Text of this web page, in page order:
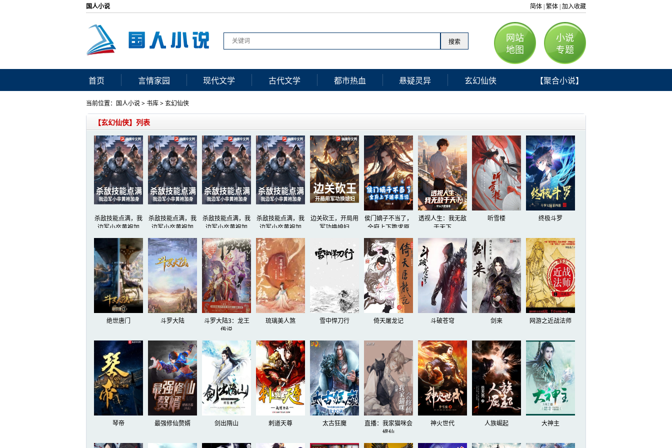
国人小说 简体 繁体 加入收藏
网站
地图
小说
专题
首页 言情家园 现代文学 古代文学 都市热血 悬疑灵异 玄幻仙侠 【聚合小说】
当前位置： 国人小说>书库>玄幻仙侠
【玄幻仙侠】列表
杀敌技能点满，我
边军小卒黄袍加
身！125
杀敌技能点满，我
边军小卒黄袍加
身！124
杀敌技能点满，我
边军小卒黄袍加
身！123
杀敌技能点满，我
边军小卒黄袍加
身！
边关砍王，开局用
军功换媳妇
侯门嫡子不当了，
全府上下跪求原
谅！
透视人生：我无敌
于天下
听雪楼 终极斗罗
绝世唐门 斗罗大陆
斗罗大陆3：龙王
传说
琉璃美人煞 雪中悍刀行 倚天屠龙记 斗破苍穹 剑来 网游之近战法师
琴帝 最强修仙赘婿 剑出隋山 刺道天尊 太古狂魔
直播：我家猫咪会
修仙
神火世代 人族崛起 大神主